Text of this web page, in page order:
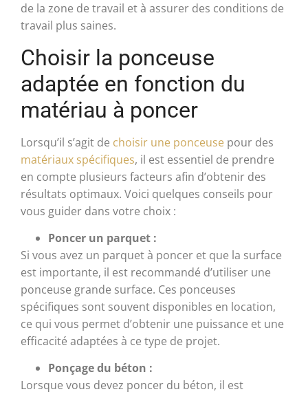
de la zone de travail et à assurer des conditions de
travail plus saines.
Choisir la ponceuse
adaptée en fonction du
matériau à poncer
Lorsqu’il s’agit de choisir une ponceuse pour des
matériaux spécifiques, il est essentiel de prendre
en compte plusieurs facteurs afin d’obtenir des
résultats optimaux. Voici quelques conseils pour
vous guider dans votre choix :
Poncer un parquet :
Si vous avez un parquet à poncer et que la surface
est importante, il est recommandé d’utiliser une
ponceuse grande surface. Ces ponceuses
spécifiques sont souvent disponibles en location,
ce qui vous permet d’obtenir une puissance et une
efficacité adaptées à ce type de projet.
Ponçage du béton :
Lorsque vous devez poncer du béton, il est